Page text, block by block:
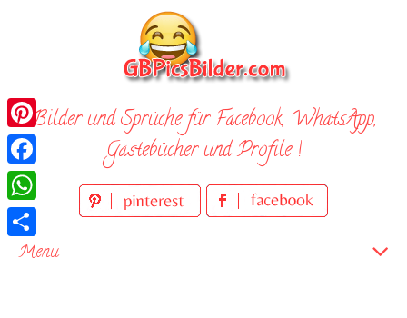
Bilder und Sprüche für Facebook, WhatsApp,
Gästebücher und Profile !
Menu
Pinterest
Facebook
WhatsApp
Teilen